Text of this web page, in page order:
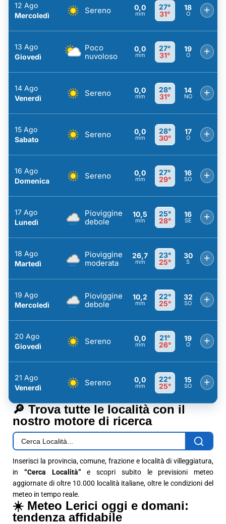
12 Ago
Mercoledì
Sereno 0,0
mm
27°
31°
18
O +
13 Ago
Giovedì
Poco
nuvoloso
0,0
mm
27°
31°
19
O +
14 Ago
Venerdì
Sereno 0,0
mm
28°
31°
14
NO +
15 Ago
Sabato
Sereno 0,0
mm
28°
30°
17
O +
16 Ago
Domenica
Sereno 0,0
mm
27°
29°
16
SO +
17 Ago
Lunedì
Pioviggine
debole
10,5
mm
25°
28°
16
SE +
18 Ago
Martedì
Pioviggine
moderata
26,7
mm
23°
25°
30
S +
19 Ago
Mercoledì
Pioviggine
debole
10,2
mm
22°
25°
32
SO +
20 Ago
Giovedì
Sereno 0,0
mm
21°
26°
19
O +
21 Ago
Venerdì
Sereno 0,0
mm
22°
25°
15
SO +
🔎 Trova tutte le località con il
nostro motore di ricerca
Inserisci la provincia, comune, frazione e località di villeggiatura,
in “Cerca Località” e scopri subito le previsioni meteo
aggiornate di oltre 10.000 località italiane, oltre le condizioni del
meteo in tempo reale.
☀️ Meteo Lerici oggi e domani:
tendenza affidabile